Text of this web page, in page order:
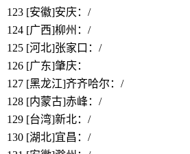
123 [安徽]安庆：/
124 [广西]柳州：/
125 [河北]张家口：/
126 [广东]肇庆：
127 [黑龙江]齐齐哈尔：/
128 [内蒙古]赤峰：/
129 [台湾]新北：/
130 [湖北]宜昌：/